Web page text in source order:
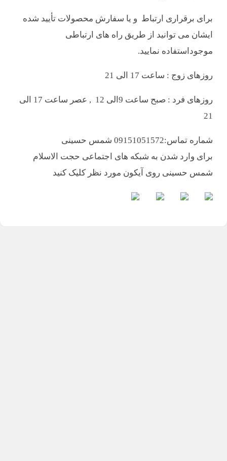
برای برقراری ارتباط و یا سفارش محصولات تأیید شده
ایشان می توانید از طریق راه های ارتباطی
موجوداستفاده نمایید.
روزهای زوج : ساعت 17 الی 21
روزهای فرد : صبح ساعت 9الی 12 , عصر ساعت 17 الی
21
شماره تماس:09151051572 شمس حسینی
برای وارد شدن به شبکه های اجتماعی حجت الاسلام
شمس حسینی روی آیکون مورد نظر کلیک کنید